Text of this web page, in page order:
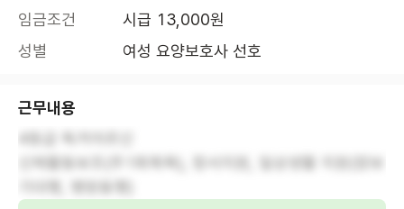
임금조건
시급 13,000원
성별
여성 요양보호사 선호
근무내용